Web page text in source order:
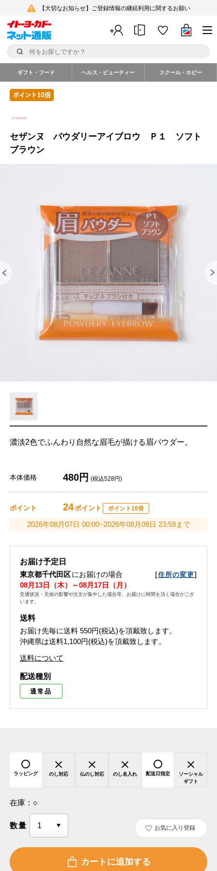
【大切なお知らせ】ご登録情報の継続利用に関するお願い
ギフト・フード ヘルス・ビューティー スクール・ホビー
セザンヌ パウダリーアイブロウ Ｐ１ ソフト
ブラウン
濃淡2色でふんわり自然な眉毛が描ける眉パウダー。
本体価格 480円 (税込528円)
ポイント 24ポイント ポイント10倍
2026年08月07日 00:00~2026年08月08日 23:59まで
お届け予定日
東京都千代田区にお届けの場合 [住所の変更]
08月13日（木）～08月17日（月）
交通状況・天候の影響や注文が集中した場合等、お届けに時間を頂く場合がござ
います。
送料
お届け先毎に送料 550円(税込)を頂戴致します。
沖縄県は送料1,100円(税込)を頂戴致します。
送料について
配送種別
通常品
ラッピング のし対応 仏のし対応 のし名入れ 配送日指定
ソーシャル
ギフト
在庫： ○
数量 お気に入り登録